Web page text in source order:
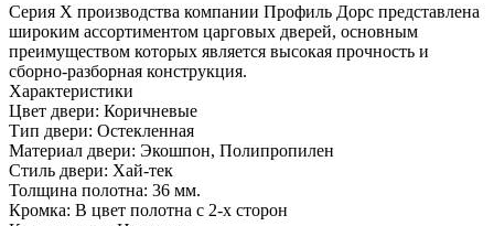
Серия Х производства компании Профиль Дорс представлена
широким ассортиментом царговых дверей, основным
преимуществом которых является высокая прочность и
сборно-разборная конструкция.
Характеристики
Цвет двери: Коричневые
Тип двери: Остекленная
Материал двери: Экошпон, Полипропилен
Стиль двери: Хай-тек
Толщина полотна: 36 мм.
Кромка: В цвет полотна с 2-х сторон